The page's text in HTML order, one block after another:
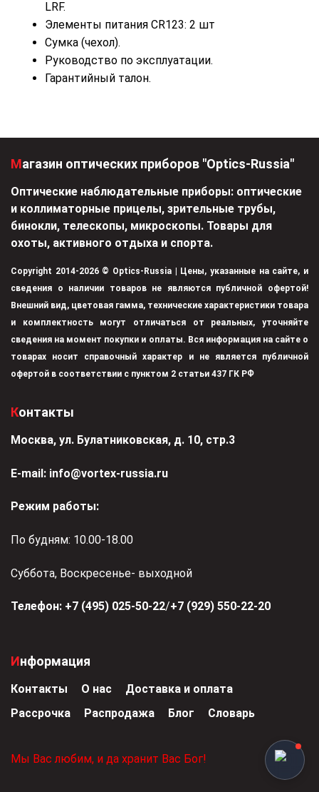
LRF.
Элементы питания CR123: 2 шт
Сумка (чехол).
Руководство по эксплуатации.
Гарантийный талон.
Магазин оптических приборов "Optics-Russia"
Оптические наблюдательные приборы: оптические
и коллиматорные прицелы, зрительные трубы,
бинокли, телескопы, микроскопы. Товары для
охоты, активного отдыха и спорта.
Copyright 2014-2026 © Optics-Russia | Цены, указанные на сайте, и
сведения о наличии товаров не являются публичной офертой!
Внешний вид, цветовая гамма, технические характеристики товара
и комплектность могут отличаться от реальных, уточняйте
сведения на момент покупки и оплаты. Вся информация на сайте о
товарах носит справочный характер и не является публичной
офертой в соответствии с пунктом 2 статьи 437 ГК РФ
Контакты
Москва, ул. Булатниковская, д. 10, стр.3
Е-mail: info@vortex-russia.ru
Режим работы:
По будням: 10.00-18.00
Суббота, Воскресенье- выходной
Телефон: +7 (495) 025-50-22/+7 (929) 550-22-20
Информация
Контакты О нас
Доставка и оплата
Рассрочка
Распродажа Блог Словарь
Мы Вас любим, и да хранит Вас Бог!